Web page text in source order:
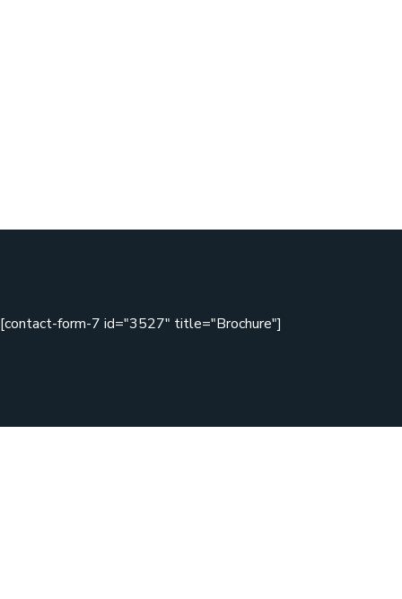
[contact-form-7 id="3527" title="Brochure"]